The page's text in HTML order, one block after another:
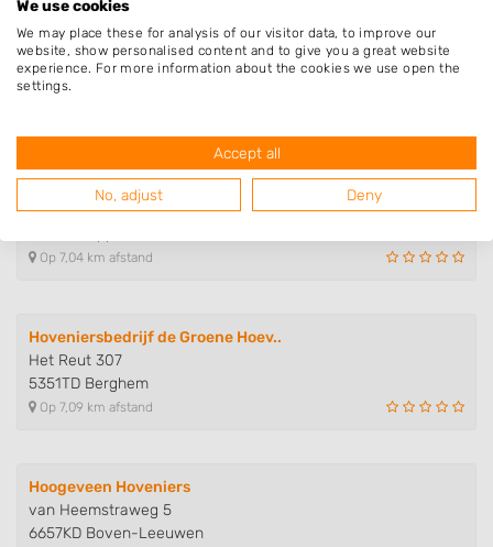
Van Raaij Groenverzorging
Trambaan 9
6657CE Boven-Leeuwen
Van Ooijen's Hoveniers
Walstraat 37
Op 7,04 km afstand
Hoveniersbedrijf de Groene Hoev..
Het Reut 307
5351TD Berghem
Op 7,09 km afstand
Hoogeveen Hoveniers
van Heemstraweg 5
6657KD Boven-Leeuwen
We use cookies
We may place these for analysis of our visitor data, to improve our
website, show personalised content and to give you a great website
experience. For more information about the cookies we use open the
settings.
Accept all
No, adjust Deny